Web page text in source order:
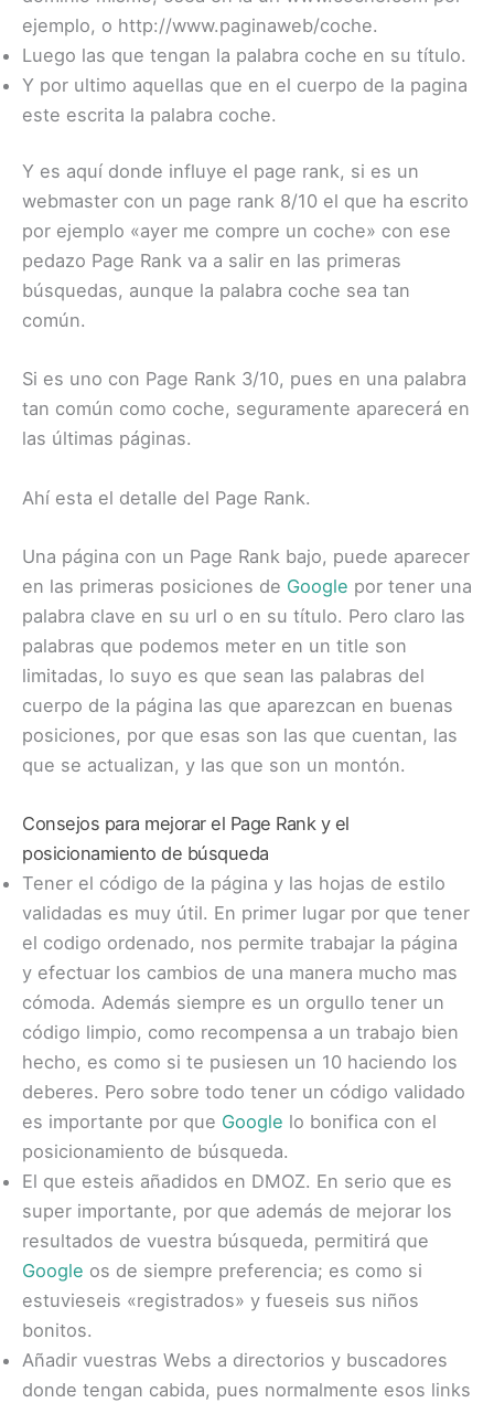
ejemplo, o http://www.paginaweb/coche.
Luego las que tengan la palabra coche en su título.
Y por ultimo aquellas que en el cuerpo de la pagina
este escrita la palabra coche.
Y es aquí donde influye el page rank, si es un
webmaster con un page rank 8/10 el que ha escrito
por ejemplo «ayer me compre un coche» con ese
pedazo Page Rank va a salir en las primeras
búsquedas, aunque la palabra coche sea tan
común.
Si es uno con Page Rank 3/10, pues en una palabra
tan común como coche, seguramente aparecerá en
las últimas páginas.
Ahí esta el detalle del Page Rank.
Una página con un Page Rank bajo, puede aparecer
en las primeras posiciones de Google por tener una
palabra clave en su url o en su título. Pero claro las
palabras que podemos meter en un title son
limitadas, lo suyo es que sean las palabras del
cuerpo de la página las que aparezcan en buenas
posiciones, por que esas son las que cuentan, las
que se actualizan, y las que son un montón.
Consejos para mejorar el Page Rank y el
posicionamiento de búsqueda
Tener el código de la página y las hojas de estilo
validadas es muy útil. En primer lugar por que tener
el codigo ordenado, nos permite trabajar la página
y efectuar los cambios de una manera mucho mas
cómoda. Además siempre es un orgullo tener un
código limpio, como recompensa a un trabajo bien
hecho, es como si te pusiesen un 10 haciendo los
deberes. Pero sobre todo tener un código validado
es importante por que Google lo bonifica con el
posicionamiento de búsqueda.
El que esteis añadidos en DMOZ. En serio que es
super importante, por que además de mejorar los
resultados de vuestra búsqueda, permitirá que
Google os de siempre preferencia; es como si
estuvieseis «registrados» y fueseis sus niños
bonitos.
Añadir vuestras Webs a directorios y buscadores
donde tengan cabida, pues normalmente esos links